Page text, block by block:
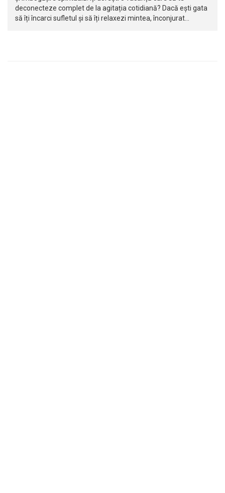
deconecteze complet de la agitația cotidiană? Dacă ești gata
să îți încarci sufletul și să îți relaxezi mintea, înconjurat…